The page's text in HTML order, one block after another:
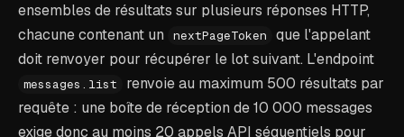
ensembles de résultats sur plusieurs réponses HTTP,
chacune contenant un
nextPageToken
que l'appelant
doit renvoyer pour récupérer le lot suivant. L'endpoint
messages.list
renvoie au maximum 500 résultats par
requête : une boîte de réception de 10 000 messages
exige donc au moins 20 appels API séquentiels pour